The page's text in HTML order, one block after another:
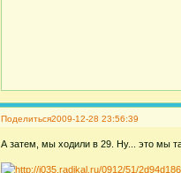
Поделиться2009-12-28 23:56:39
А затем, мы ходили в 29. Ну... это мы